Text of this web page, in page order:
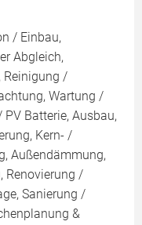
/ Einbau,
Abgleich,
Reinigung /
Wartung /
Batterie, Ausbau,
Kern- /
Außendämmung,
Renovierung /
Sanierung /
&